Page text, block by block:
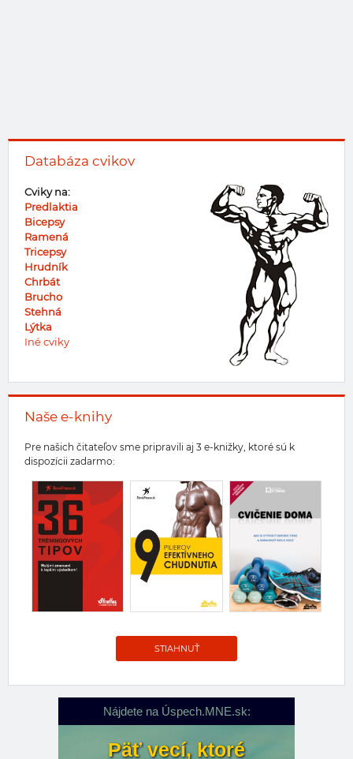
Databáza cvikov
Cviky na:
Predlaktia
Bicepsy
Ramená
Tricepsy
Hrudník
Chrbát
Brucho
Stehná
Lýtka
Iné cviky
Naše e-knihy
Pre našich čitateľov sme pripravili aj 3 e-knižky, ktoré sú k
dispozícii zadarmo:
STIAHNUŤ